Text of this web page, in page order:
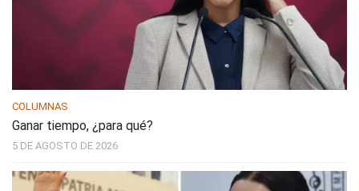
COLUMNAS
Ganar tiempo, ¿para qué?
5 DE AGOSTO DE 2026